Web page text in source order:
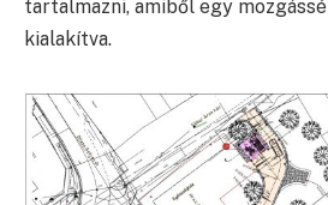
tartalmazni, amiből egy
kialakítva.